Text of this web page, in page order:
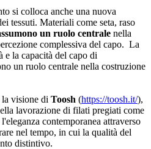
si colloca anche una nuova
tessuti. Materiali come seta, raso
un ruolo centrale nella
complessiva del capo. La
e la capacità del capo di
un ruolo centrale nella costruzione
la visione di Toosh (https://toosh.it/),
lavorazione di filati pregiati come
contemporanea attraverso
nel tempo, in cui la qualità del
distintivo.